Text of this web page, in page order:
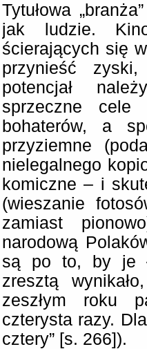
Tytułowa
jak ludzie.
ścierających się
przynieść
potencjał
sprzeczne cele
bohaterów, a
przyziemne
nielegalnego
komiczne – i
(wieszanie
zamiast
narodową
są po to, by je
zresztą
zeszłym roku
czterysta razy.
cztery” [s. 266]).